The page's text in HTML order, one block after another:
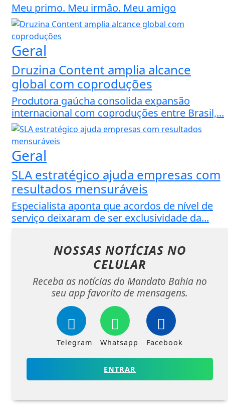
Meu primo. Meu irmão. Meu amigo
Geral
Druzina Content amplia alcance
global com coproduções
Produtora gaúcha consolida expansão
internacional com coproduções entre Brasil,...
Geral
SLA estratégico ajuda empresas com
resultados mensuráveis
Especialista aponta que acordos de nível de
serviço deixaram de ser exclusividade da...
NOSSAS NOTÍCIAS NO
CELULAR
Receba as notícias do Mandato Bahia no
seu app favorito de mensagens.
Telegram Whatsapp Facebook
ENTRAR